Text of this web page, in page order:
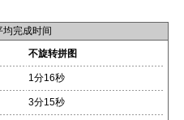
完成时间
不旋转拼图
1分16秒
3分15秒